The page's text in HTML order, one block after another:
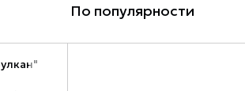
По популярности